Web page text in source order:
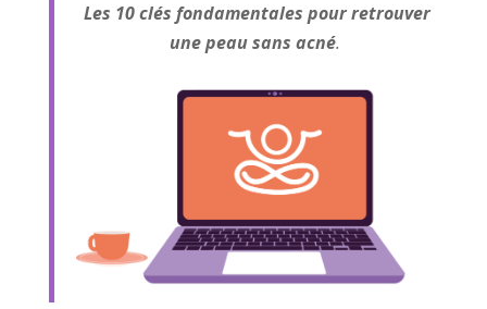
Les 10 clés fondamentales pour retrouver
une peau sans acné.